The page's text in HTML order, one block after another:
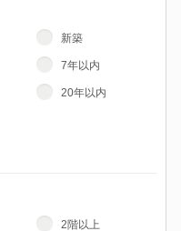
新築
7年以内
20年以内
2階以上